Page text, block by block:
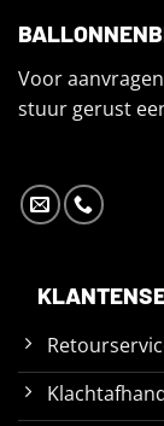
Voor
stuur gerust